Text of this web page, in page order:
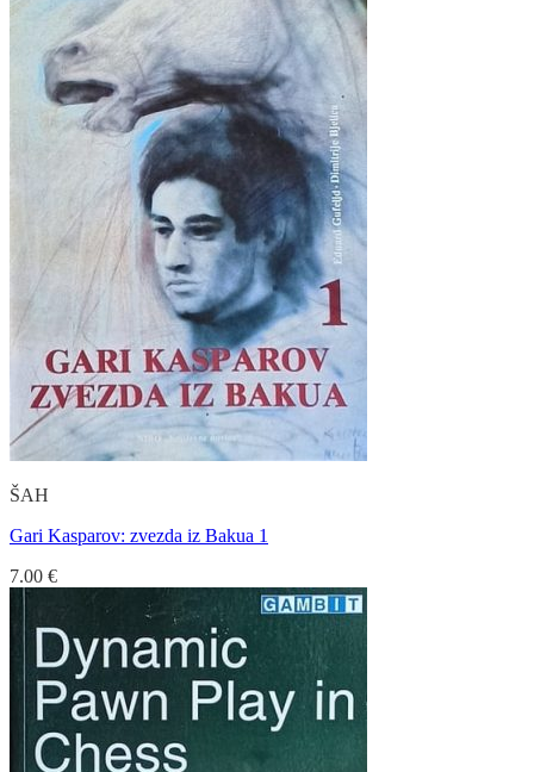
ŠAH
Gari Kasparov: zvezda iz Bakua 1
7.00 €